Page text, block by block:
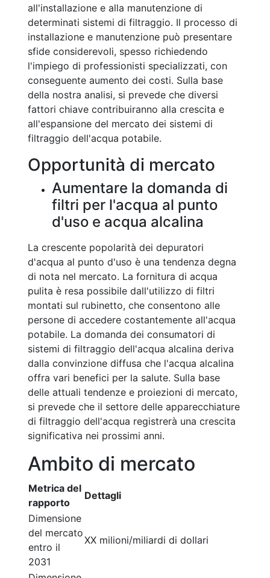
all'installazione e alla manutenzione di
determinati sistemi di filtraggio. Il processo di
installazione e manutenzione può presentare
sfide considerevoli, spesso richiedendo
l'impiego di professionisti specializzati, con
conseguente aumento dei costi. Sulla base
della nostra analisi, si prevede che diversi
fattori chiave contribuiranno alla crescita e
all'espansione del mercato dei sistemi di
filtraggio dell'acqua potabile.
Opportunità di mercato
Aumentare la domanda di
filtri per l'acqua al punto
d'uso e acqua alcalina
La crescente popolarità dei depuratori
d'acqua al punto d'uso è una tendenza degna
di nota nel mercato. La fornitura di acqua
pulita è resa possibile dall'utilizzo di filtri
montati sul rubinetto, che consentono alle
persone di accedere costantemente all'acqua
potabile. La domanda dei consumatori di
sistemi di filtraggio dell'acqua alcalina deriva
dalla convinzione diffusa che l'acqua alcalina
offra vari benefici per la salute. Sulla base
delle attuali tendenze e proiezioni di mercato,
si prevede che il settore delle apparecchiature
di filtraggio dell'acqua registrerà una crescita
significativa nei prossimi anni.
Ambito di mercato
Metrica del
rapporto
Dettagli
Dimensione
del mercato
entro il
2031
XX milioni/miliardi di dollari